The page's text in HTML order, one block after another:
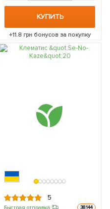
КУПИТЬ
+11.8грн бонусов за покупку
5
Быстрая отправка 38144